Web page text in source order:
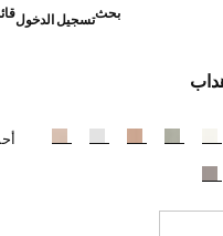
بحثتسجيل الدخول